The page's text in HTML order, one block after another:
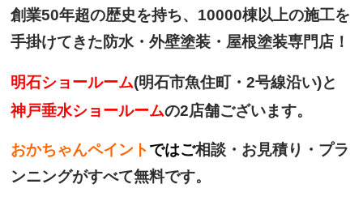
創業50年超の歴史を持ち、 10000棟以上の施工を
手掛けてきた防水・外壁塗装・屋根塗装専門店！
明石ショールーム(明石市魚住町・2号線沿い)と
神戸垂水ショールームの2店舗ございます。
おかちゃんペイントではご相談・お見積り・プラ
ンニングがすべて無料です。